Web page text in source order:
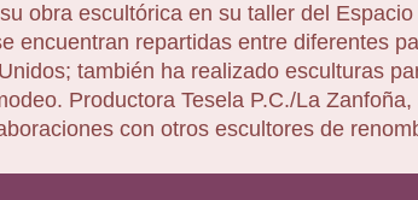
obra escultórica en su taller del Espacio
encuentran repartidas entre diferentes
también ha realizado esculturas
Productora Tesela P.C./La
con otros escultores de